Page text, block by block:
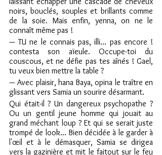
noirs, bouclés, souples et brillants comme
de la soie. Mais enfin, yenna, on ne le
connaît même pas !
— TU ne le connais pas, illi… pas encore !
contesta son aïeule. Occupe-toi du
couscous, et ne défie pas tes aînés ! Gael,
tu veux bien mettre la table ?
— Avec plaisir, hana Baya, opina le traître en
glissant vers Samia un sourire désarmant.
Qui était-il ? Un dangereux psychopathe ?
Ou un gentil jeune homme qui jouait au
grand méchant loup ? Et qui se serait juste
trompé de look... Bien décidée à le garder à
l'œil et à le démasquer, Samia se dirigea
vers la gazinière et mit le faitout sur le feu